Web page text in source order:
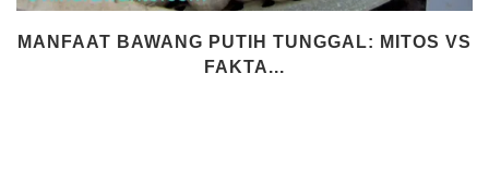
MANFAAT BAWANG PUTIH TUNGGAL: MITOS VS
FAKTA...